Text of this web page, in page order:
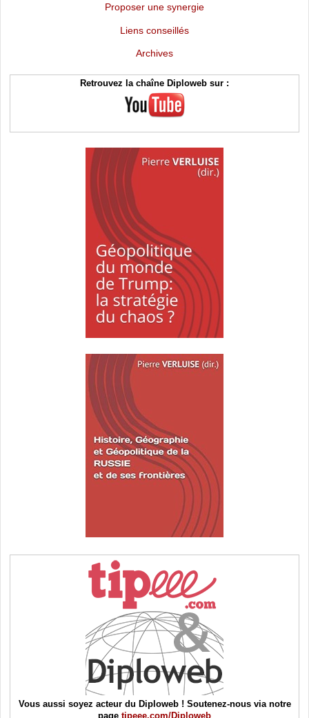
Proposer une synergie
Liens conseillés
Archives
Retrouvez la chaîne Diploweb sur :
Vous aussi soyez acteur du Diploweb ! Soutenez-nous via notre
page tipeee.com/Diploweb